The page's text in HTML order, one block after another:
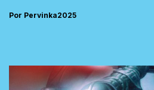
Por Pervinka2025